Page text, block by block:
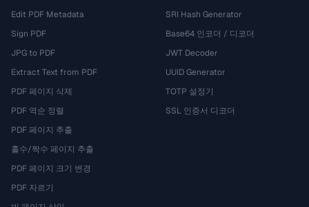
Edit PDF Metadata
Sign PDF
JPG to PDF
Extract Text from PDF
PDF 페이지 삭제
PDF 역순 정렬
PDF 페이지 추출
홀수/짝수 페이지 추출
PDF 페이지 크기 변경
PDF 자르기
SRI Hash Generator
Base64 인코더 / 디코더
JWT Decoder
UUID Generator
TOTP 설정기
SSL 인증서 디코더